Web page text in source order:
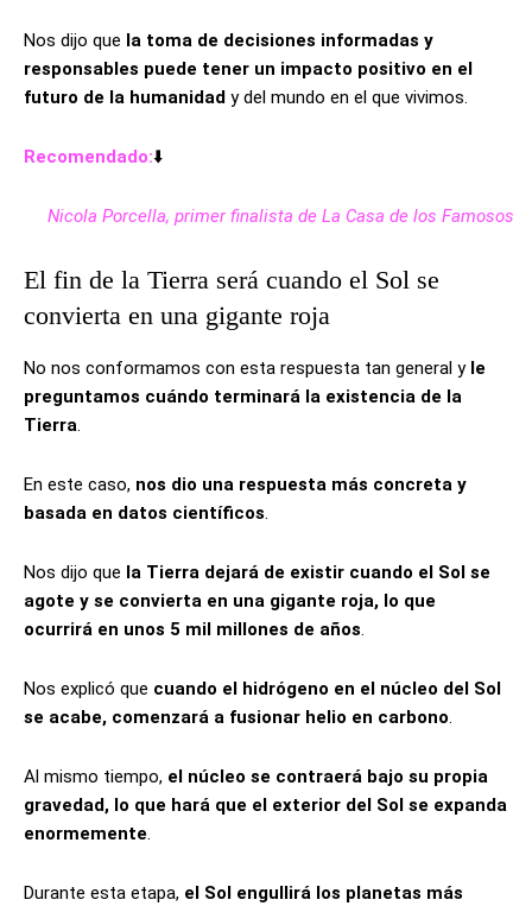
Nos dijo que la toma de decisiones informadas y
responsables puede tener un impacto positivo en el
futuro de la humanidad y del mundo en el que vivimos.
Recomendado:⬇️
Nicola Porcella, primer finalista de La Casa de los Famosos
El fin de la Tierra será cuando el Sol se
convierta en una gigante roja
No nos conformamos con esta respuesta tan general y le
preguntamos cuándo terminará la existencia de la
Tierra.
En este caso, nos dio una respuesta más concreta y
basada en datos científicos.
Nos dijo que la Tierra dejará de existir cuando el Sol se
agote y se convierta en una gigante roja, lo que
ocurrirá en unos 5 mil millones de años.
Nos explicó que cuando el hidrógeno en el núcleo del Sol
se acabe, comenzará a fusionar helio en carbono.
Al mismo tiempo, el núcleo se contraerá bajo su propia
gravedad, lo que hará que el exterior del Sol se expanda
enormemente.
Durante esta etapa, el Sol engullirá los planetas más